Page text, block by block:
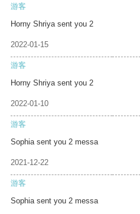
游客
Horny Shriya sent you 2
2022-01-15
游客
Horny Shriya sent you 2
2022-01-10
游客
Sophia sent you 2 messa
2021-12-22
游客
Sophia sent you 2 messa